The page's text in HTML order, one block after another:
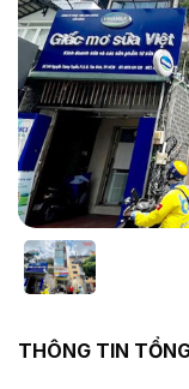
THÔNG TIN